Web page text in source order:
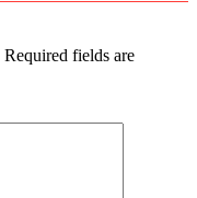
Required fields are